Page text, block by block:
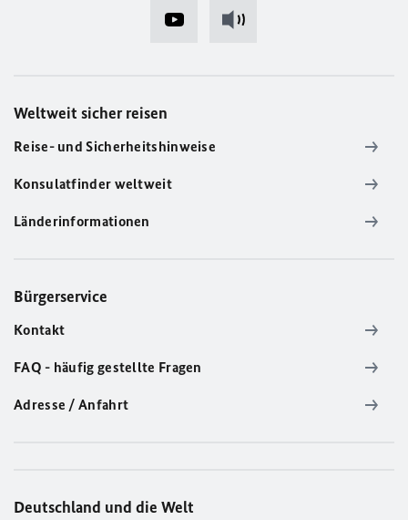
Weltweit sicher reisen
Reise- und Sicherheitshinweise
Konsulatfinder weltweit
Länderinformationen
Bürgerservice
Kontakt
FAQ - häufig gestellte Fragen
Adresse / Anfahrt
Deutschland und die Welt